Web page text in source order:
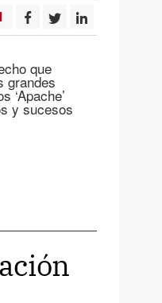
que
grandes
‘Apache’
y sucesos